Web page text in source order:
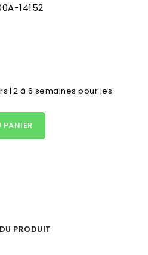
14152
| 2 à 6 semaines pour les
PANIER
PRODUIT